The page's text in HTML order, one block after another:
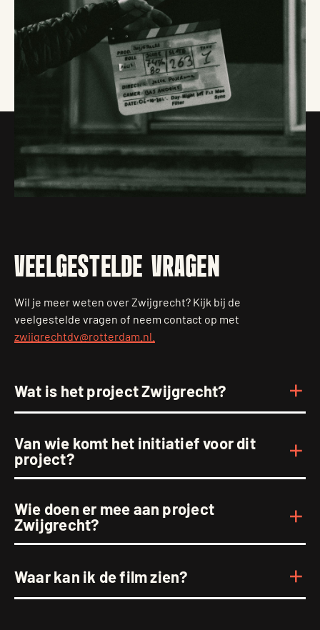
VEELGESTELDE VRAGEN
Wil je meer weten over Zwijgrecht? Kijk bij de
veelgestelde vragen of neem contact op met
zwijgrechtdv@rotterdam.nl.
Wat is het project Zwijgrecht?
Van wie komt het initiatief voor dit
project?
Wie doen er mee aan project
Zwijgrecht?
Waar kan ik de film zien?